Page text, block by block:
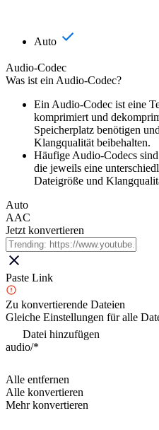
Auto
Audio-Codec
Was ist ein Audio-Codec?
Ein Audio-Codec ist eine
komprimiert und
Speicherplatz benötigen
Klangqualität beibehalten.
Häufige Audio-Codecs
die jeweils eine
Dateigröße und
Auto
AAC
Jetzt konvertieren
Paste Link
Zu konvertierende Dateien
Gleiche Einstellungen für alle
Datei hinzufügen
audio/*
Alle entfernen
Alle konvertieren
Mehr konvertieren